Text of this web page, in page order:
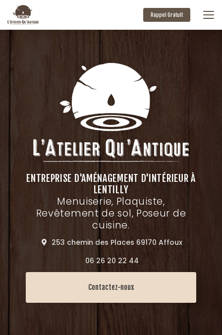
contenu
principal
Rappel Gratuit
ENTREPRISE D'AMÉNAGEMENT D'INTÉRIEUR À
LENTILLY
Menuiserie, Plaquiste,
Revêtement de sol, Poseur de
cuisine.
253 chemin des Places 69170 Affoux
06 26 20 22 44
Contactez-nous